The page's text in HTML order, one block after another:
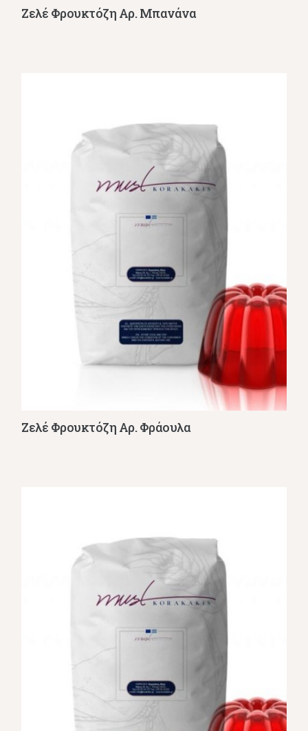
Λεπτομέρειες
Ζελέ Φρουκτόζη Αρ. Μπανάνα
Λεπτομέρειες
Ζελέ Φρουκτόζη Αρ. Φράουλα